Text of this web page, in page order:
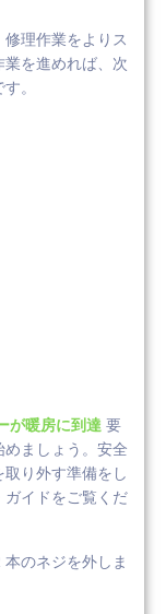
理作業をよりス
を進めれば、次
。
が暖房に到達 要
ましょう。安全
り外す準備をし
ガイドをご覧くだ
本のネジを外しま